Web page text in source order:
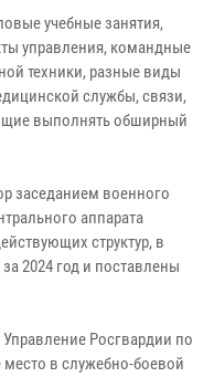
учебные занятия,
управления, командные
техники, разные виды
службы, связи,
выполнять обширный
заседанием военного
аппарата
структур, в
2024 год и поставлены
Росгвардии по
в служебно-боевой